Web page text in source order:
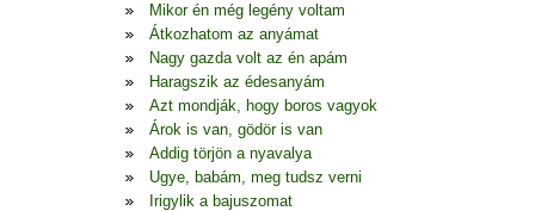
Mikor én még legény voltam
Átkozhatom az anyámat
Nagy gazda volt az én apám
Haragszik az édesanyám
Azt mondják, hogy boros vagyok
Árok is van, gödör is van
Addig törjön a nyavalya
Ugye, babám, meg tudsz verni
Irigylik a bajuszomat